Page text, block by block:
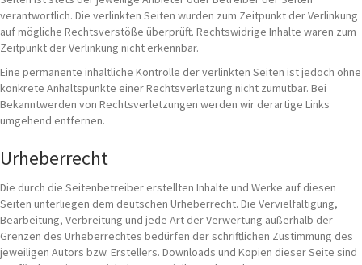
verantwortlich. Die verlinkten Seiten wurden zum Zeitpunkt der Verlinkung
auf mögliche Rechtsverstöße überprüft. Rechtswidrige Inhalte waren zum
Zeitpunkt der Verlinkung nicht erkennbar.
Eine permanente inhaltliche Kontrolle der verlinkten Seiten ist jedoch ohne
konkrete Anhaltspunkte einer Rechtsverletzung nicht zumutbar. Bei
Bekanntwerden von Rechtsverletzungen werden wir derartige Links
umgehend entfernen.
Urheberrecht
Die durch die Seitenbetreiber erstellten Inhalte und Werke auf diesen
Seiten unterliegen dem deutschen Urheberrecht. Die Vervielfältigung,
Bearbeitung, Verbreitung und jede Art der Verwertung außerhalb der
Grenzen des Urheberrechtes bedürfen der schriftlichen Zustimmung des
jeweiligen Autors bzw. Erstellers. Downloads und Kopien dieser Seite sind